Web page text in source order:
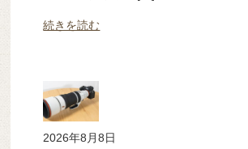
続きを読む
2026年8月8日